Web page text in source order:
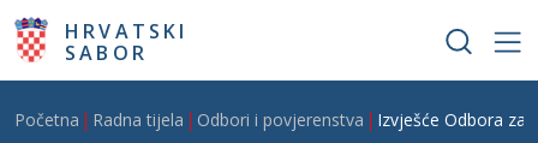
Skoči na glavni sadržaj
HRVATSKI
SABOR
Breadcrumb
Početna Radna tijela Odbori i povjerenstva Izvješće Odbora za